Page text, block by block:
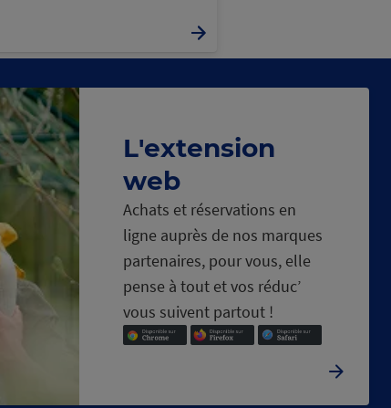
L'extension
web
Achats et réservations en
ligne auprès de nos marques
partenaires, pour vous, elle
pense à tout et vos réduc’
vous suivent partout !